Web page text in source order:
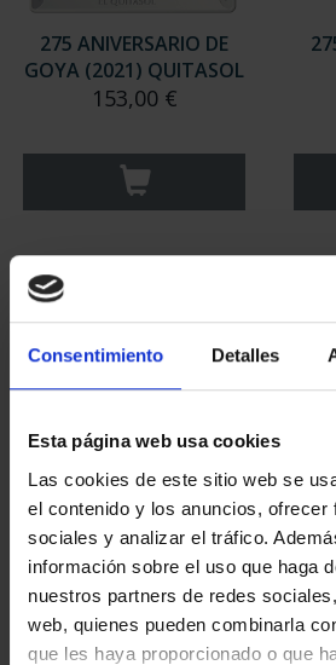
Consentimiento Detalles
Esta página web usa cookies
Las cookies de este sitio web se
el contenido y los anuncios, ofrecer
sociales y analizar el tráfico.
información sobre el uso que haga
nuestros partners de redes
web, quienes pueden combinarla
que les haya proporcionado o que
275 ANIVERSARIO DE
GOYA (2021) QUITASOL
153,00 €
275 ANIVERSARIO DE
GOYA (2021) LA
COMETA
153,00 €